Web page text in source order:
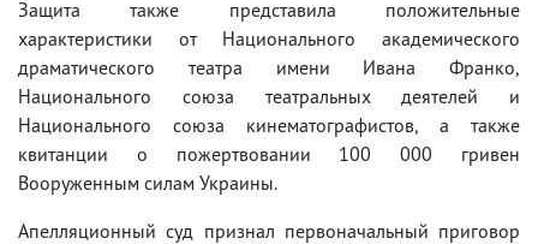
Защита также представила положительные
характеристики от Национального академического
драматического театра имени Ивана Франко,
Национального союза театральных деятелей и
Национального союза кинематографистов, а также
квитанции о пожертвовании 100 000 гривен
Вооруженным силам Украины.
Апелляционный суд признал первоначальный приговор